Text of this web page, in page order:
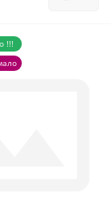
!!!